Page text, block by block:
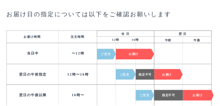
お届け日の指定については以下をご確認お願いします